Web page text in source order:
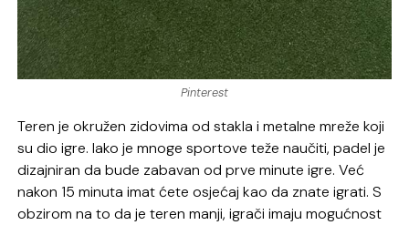
Pinterest
Teren je okružen zidovima od stakla i metalne mreže koji
su dio igre. Iako je mnoge sportove teže naučiti, padel je
dizajniran da bude zabavan od prve minute igre. Već
nakon 15 minuta imat ćete osjećaj kao da znate igrati. S
obzirom na to da je teren manji, igrači imaju mogućnost